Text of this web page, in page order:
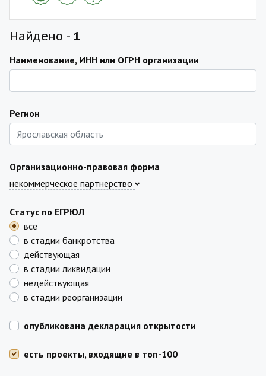
Найдено - 1
Наименование, ИНН или ОГРН организации
Регион
Организационно-правовая форма
некоммерческое партнерство
Статус по ЕГРЮЛ
все
в стадии банкротства
действующая
в стадии ликвидации
недействующая
в стадии реорганизации
опубликована декларация открытости
есть проекты, входящие в топ-100